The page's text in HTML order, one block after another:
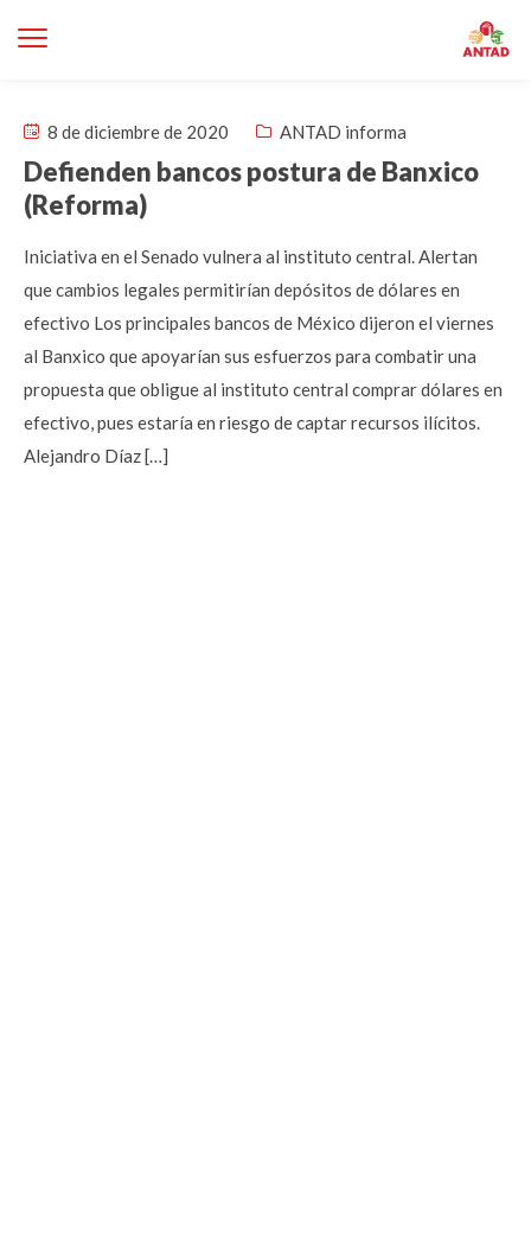
8 de diciembre de 2020 ANTAD informa
Defienden bancos postura de Banxico
(Reforma)
Iniciativa en el Senado vulnera al instituto central. Alertan
que cambios legales permitirían depósitos de dólares en
efectivo Los principales bancos de México dijeron el viernes
al Banxico que apoyarían sus esfuerzos para combatir una
propuesta que obligue al instituto central comprar dólares en
efectivo, pues estaría en riesgo de captar recursos ilícitos.
Alejandro Díaz […]